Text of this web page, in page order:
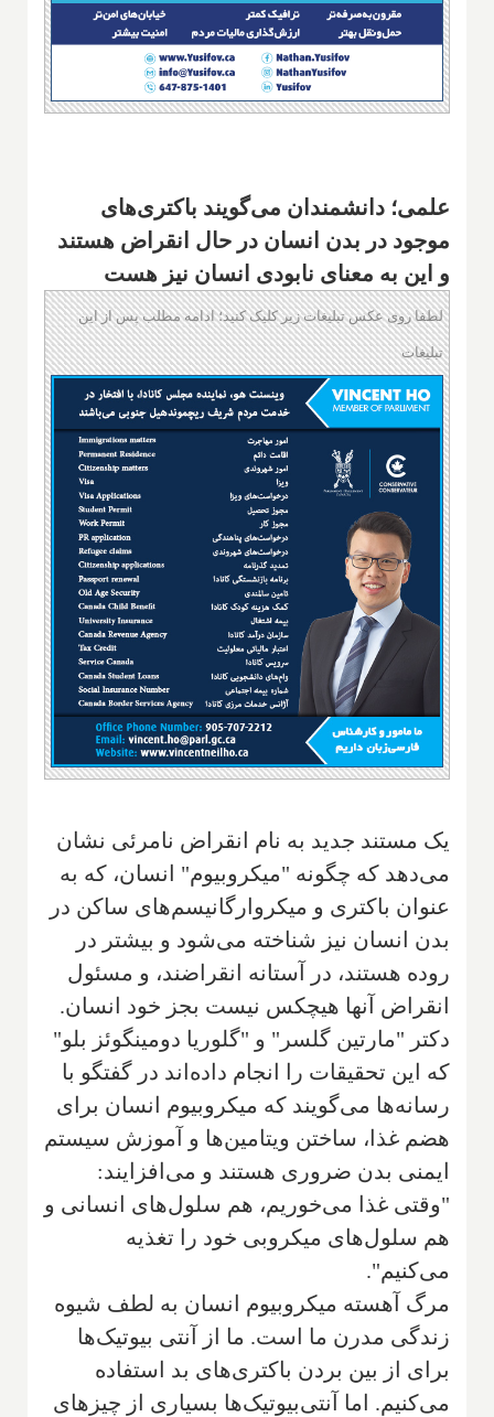
علمی؛ دانشمندان می‌گویند باکتری‌های
موجود در بدن انسان در حال انقراض هستند
و این به معنای نابودی انسان نیز هست
لطفا روی عکس تبلیغات زیر کلیک کنید؛ ادامه مطلب پس از این
تبلیغات
یک مستند جدید به نام انقراض نامرئی نشان
می‌دهد که چگونه "میکروبیوم" انسان، که به
عنوان باکتری و میکروارگانیسم‌های ساکن در
بدن انسان نیز شناخته می‌شود و بیشتر در
روده هستند، در آستانه انقراضند، و مسئول
انقراض آنها هیچکس نیست بجز خود انسان.
دکتر "مارتین گلسر" و "گلوریا دومینگوئز بلو"
که این تحقیقات را انجام داده‌اند در گفتگو با
رسانه‌ها می‌گویند که میکروبیوم انسان برای
هضم غذا، ساختن ویتامین‌ها و آموزش سیستم
ایمنی بدن ضروری هستند و می‌افزایند:
"وقتی غذا می‌خوریم، هم سلول‌های انسانی و
هم سلول‌های میکروبی خود را تغذیه
می‌کنیم".
مرگ آهسته میکروبیوم انسان به لطف شیوه
زندگی مدرن ما است. ما از آنتی بیوتیک‌ها
برای از بین بردن باکتری‌های بد استفاده
می‌کنیم. اما آنتی‌بیوتیک‌ها بسیاری از چیزهای